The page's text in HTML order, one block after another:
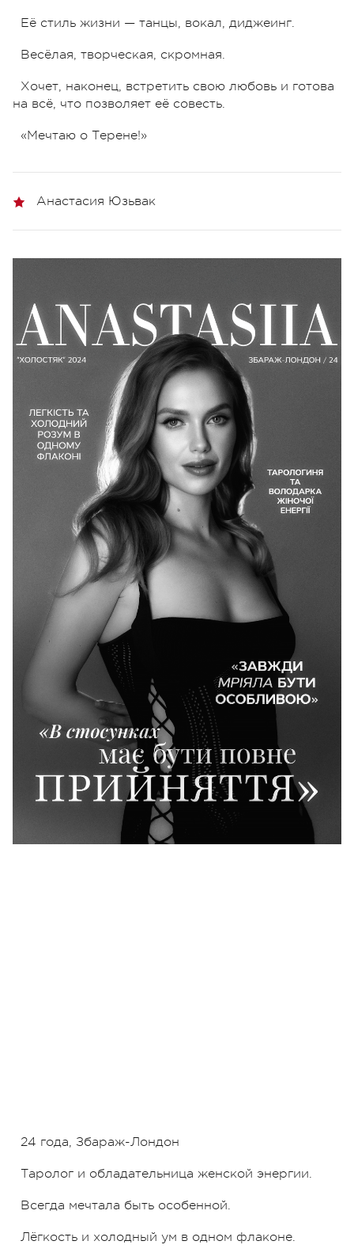
Её стиль жизни — танцы, вокал, диджеинг.
Весёлая, творческая, скромная.
Хочет, наконец, встретить свою любовь и готова
на всё, что позволяет её совесть.
«Мечтаю о Терене!»
Анастасия Юзьвак
24 года, Збараж-Лондон
Таролог и обладательница женской энергии.
Всегда мечтала быть особенной.
Лёгкость и холодный ум в одном флаконе.